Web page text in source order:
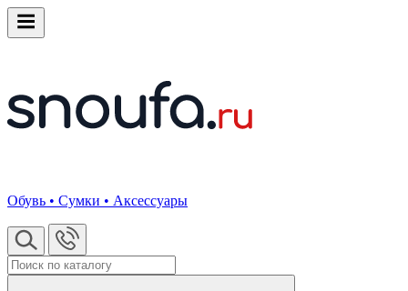
Обувь • Сумки • Аксессуары